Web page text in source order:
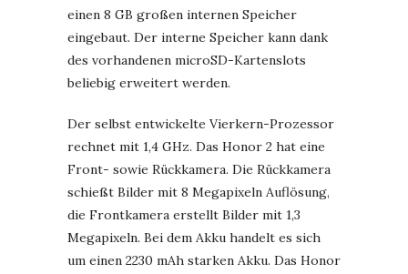
einen 8 GB großen internen Speicher
eingebaut. Der interne Speicher kann dank
des vorhandenen microSD-Kartenslots
beliebig erweitert werden.
Der selbst entwickelte Vierkern-Prozessor
rechnet mit 1,4 GHz. Das Honor 2 hat eine
Front- sowie Rückkamera. Die Rückkamera
schießt Bilder mit 8 Megapixeln Auflösung,
die Frontkamera erstellt Bilder mit 1,3
Megapixeln. Bei dem Akku handelt es sich
um einen 2230 mAh starken Akku. Das Honor